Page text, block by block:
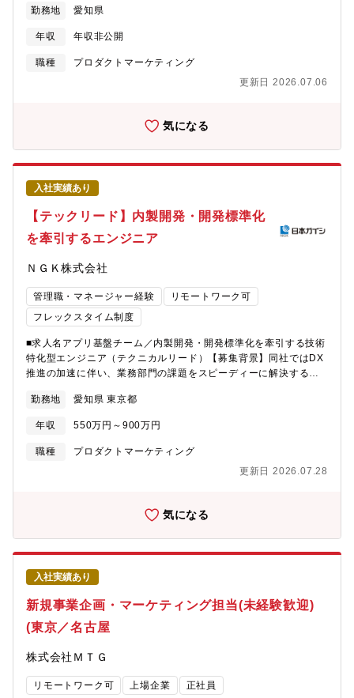
能・新サービスの設計・実装・評価を一気通貫で担っていただく
るクロスドメイン構成で、入社後は周囲のメンバーがしっかりサ
に関わるソフトウェア開発地図データプロバイダー・グローバル
OEM・社内チームとの技術連携・仕様調整新技術の調査・PoC実
められる環境適合型燃焼器・高性能タービンを中心とした製品開
発・技術開発、及び、今後活性化するアフターサービス収益拡大
の活動を行っています。技術部のValue（価値観と行動指針）?・
全ての安全と安心は、ルールと期限を守る責任ある行動から?ルー
実現しよう。?・「自分のため」を「みんなのため」に変えていこ
成果を目指そう。?・現状に満足せず、飽くなき挑戦を続けよ
う?・現状維持は後退。常に更なる高みへ挑み、独自の「技」で付
加価値を創造しよう。◆グループ・チーム◆組織目標：技術部が
担う航空機エンジン開発・製造の成果の最大化を狙いとし、能動
的な技術管理およびIT/システム改善を推進する。業務内容：部共
通業務、技術戦略、管理業務の遂行およびIT/システム構築業務の
推進。【業務内容】航空エンジン業界は旺盛な事業伸長が見込ま
れており、脱炭素にも対応すべく電動化・水素・SAF（持続可能
な航空燃料）などの新技術の開発を進めています。当社は、更な
性能タービンを中心とした製品開発・技術開発、及び、今後活性
化するアフターサービス収益拡大の活動を行っています。一緒に
事業拡大に向けて設計・開発に取り組んでくれる意欲ある技術者
を募集します。■募集の背景航空業界の今後の事業伸長に伴い、航
空機のエンジン需要も増加することが見込まれています。当社で
は、更なる事業拡大に向けて設計・開発業務のDXに取り組んでお
り、技術情報の新しい仕組みの構築が求められています。数十年
に亘る民間航空エンジンの開発は、膨大な知的資産、計算デー
改善により、技術部の設計、開発、研究業務の成果を最大化する
必要があります。(A)航空機のエンジン技術情報管理業務（研究開
の技術活動を支援する業務を担当いただきます。当社でこれまで
に蓄積してきた技術情報を今後の航空機エンジンの設計に活用し
し、構築していきます。また、社内の研究開発の計画策定、報告
のとりまとめを支援します。(B)製品開発基盤システム改善とりま
とめ弊社の製品開発の基盤として使用しているPLMシステム
（Teamcenter）の改善を通じて自社製品（設計、開発品含む）の
形態管理の最適化及び効率化を主導頂く。また、上記業務ととも
に、技術管理における他の業務についてもご担当いただくことが
あります。期待する役割：航空エンジン業界は旺盛な事業伸長が
見込まれており、脱炭素にも対応すべく電動化・水素・SAF（持
続可能な航空燃料）などの新技術の開発を進めています。当社
焼器・高性能タービンを中心とした製品開発・技術開発、及び、
今後活性化するアフターサービス収益拡大の活動を行っていま
す。一緒に事業拡大に向けて設計・開発に取り組んでくれる意欲
勤務地 愛知県
年収 年収非公開
職種
プロダクトマーケティング
更新日 2026.07.06
気になる
入社実績あり
【テックリード】内製開発・開発標準化
を牽引するエンジニア
ＮＧＫ株式会社
管理職・マネージャー経験
リモートワーク可
フレックスタイム制度
■求人名アプリ基盤チーム／内製開発・開発標準化を牽引する技術
特化型エンジニア（テクニカルリード）【募集背景】同社ではDX
推進の加速に伴い、業務部門の課題をスピーディーに解決する内
すます重要になっています。当チームでは、OutSystems等のロー
コード、モバイルアプリ開発、生成AI活用、データベース設計・
最適化などを活用し、業務アプリケーションの開発・改善を進め
ています。今後、開発現場の中核として技術的にチームを牽引
ルリード人材を新たに募集します。【職務の特色】内製開発・開
として、当チームの開発現場における技術的中核を担っていただ
きます。OutSystems等のローコード、モバイルアプリ、データベ
ース、生成AI等を活用しながら、業務アプリ開発と開発プロセス
の効率化・標準化を推進できる点が本ポジションの魅力です。
【職務の概要】内製開発・開発標準化を牽引するテクニカルリー
ドとして以下の業務を担当いただきます。・OutSystems等のロー
コード、モバイルアプリを含む業務アプリケーション開発・デー
タベース設計、データモデリング、最適化に関する技術検討・実
装・システム開発プロセスの最適化、テンプレート開発、開発標
の活用・検討・ユーザー部門との最低限の要件整理、上流工程へ
の参画・生成AI等を活用した開発プロセスの改善変更の範囲： 全
ての業務への配置転換あり【業務の詳細】①【ウエイト 35%】ロ
勤務地 愛知県 東京都
年収 550万円～900万円
職種
プロダクトマーケティング
更新日 2026.07.28
気になる
入社実績あり
新規事業企画・マーケティング担当(未経験歓迎)
(東京／名古屋
株式会社ＭＴＧ
リモートワーク可 上場企業 正社員